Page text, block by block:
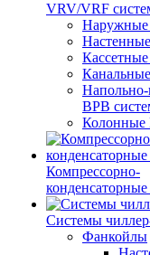
VRV/VRF
Наружные
ВРВ
Колонные
Компрессорно-
Системы
Фанкойлы